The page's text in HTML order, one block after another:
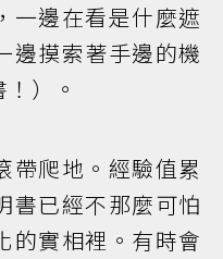
一邊在看是什麼遮
邊摸索著手邊的機
）。
帶爬地。經驗值累
書已經不那麼可怕
的實相裡。有時會